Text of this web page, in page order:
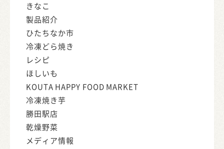
きなこ
製品紹介
ひたちなか市
冷凍どら焼き
レシピ
ほしいも
KOUTA HAPPY FOOD MARKET
冷凍焼き芋
勝田駅店
乾燥野菜
メディア情報